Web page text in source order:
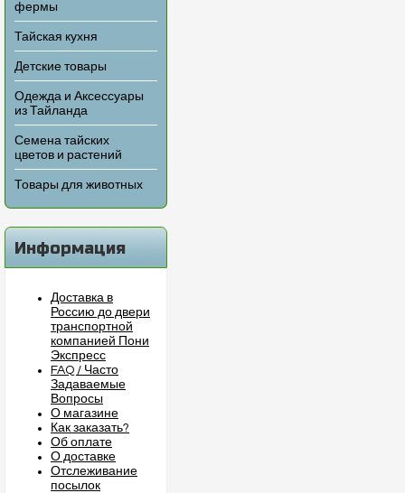
фермы
Тайская кухня
Детские товары
Одежда и Аксессуары
из Тайланда
Семена тайских
цветов и растений
Товары для животных
Информация
Доставка в
Россию до двери
транспортной
компанией Пони
Экспресс
FAQ / Часто
Задаваемые
Вопросы
О магазине
Как заказать?
Об оплате
О доставке
Отслеживание
посылок